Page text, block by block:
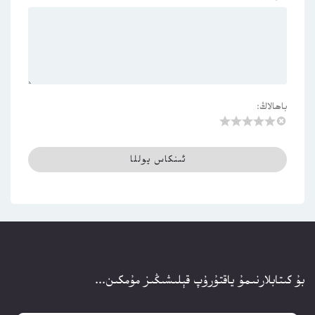
باھالاڭ:
بۇ كىتابلارنىمۇ ياقتۇرۇپ قېلىشىڭىز مۇمكىن...